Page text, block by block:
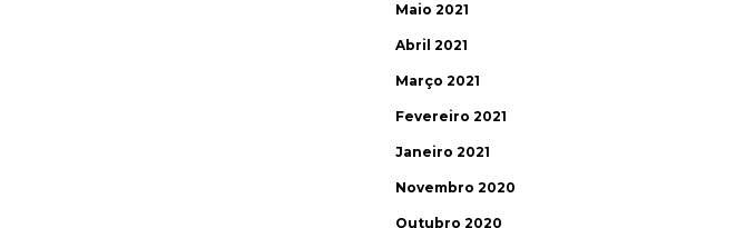
Maio 2021
Abril 2021
Março 2021
Fevereiro 2021
Janeiro 2021
Novembro 2020
Outubro 2020